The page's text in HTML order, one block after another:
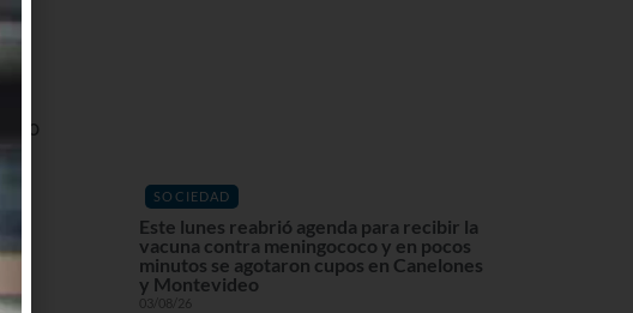
SOCIEDAD
Este lunes reabrió agenda para recibir la
vacuna contra meningococo y en pocos
minutos se agotaron cupos en Canelones
y Montevideo
03/08/26